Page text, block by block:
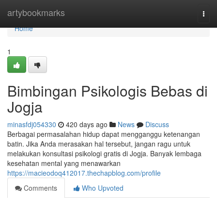
artybookmarks
Home
Home
1
Bimbingan Psikologis Bebas di
Jogja
minasfdj054330 420 days ago News
Discuss
Berbagai permasalahan hidup dapat mengganggu ketenangan
batin. Jika Anda merasakan hal tersebut, jangan ragu untuk
melakukan konsultasi psikologi gratis di Jogja. Banyak lembaga
kesehatan mental yang menawarkan
https://macieodoq412017.thechapblog.com/profile
Comments
Who Upvoted